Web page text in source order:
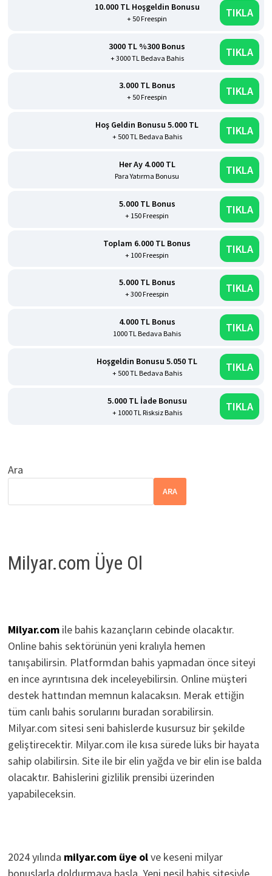
10.000 TL Hoşgeldin Bonusu
+ 50 Freespin TIKLA
3000 TL %300 Bonus
+ 3000 TL Bedava Bahis TIKLA
3.000 TL Bonus
+ 50 Freespin TIKLA
Hoş Geldin Bonusu 5.000 TL
+ 500 TL Bedava Bahis TIKLA
Her Ay 4.000 TL
Para Yatırma Bonusu TIKLA
5.000 TL Bonus
+ 150 Freespin TIKLA
Toplam 6.000 TL Bonus
+ 100 Freespin TIKLA
5.000 TL Bonus
+ 300 Freespin TIKLA
4.000 TL Bonus
1000 TL Bedava Bahis TIKLA
Hoşgeldin Bonusu 5.050 TL
+ 500 TL Bedava Bahis TIKLA
5.000 TL İade Bonusu
+ 1000 TL Risksiz Bahis TIKLA
Ara
ARA
Milyar.com Üye Ol
Milyar.comile bahis kazançların cebinde olacaktır.
Online bahis sektörünün yeni kralıyla hemen
tanışabilirsin. Platformdan bahis yapmadan önce siteyi
en ince ayrıntısına dek inceleyebilirsin. Online müşteri
destek hattından memnun kalacaksın. Merak ettiğin
tüm canlı bahis sorularını buradan sorabilirsin.
Milyar.com sitesi seni bahislerde kusursuz bir şekilde
geliştirecektir. Milyar.com ile kısa sürede lüks bir hayata
sahip olabilirsin. Site ile bir elin yağda ve bir elin ise balda
olacaktır. Bahislerini gizlilik prensibi üzerinden
yapabileceksin.
2024 yılında milyar.com üye olve keseni milyar
bonuslarla doldurmaya başla. Yeni nesil bahis sitesiyle